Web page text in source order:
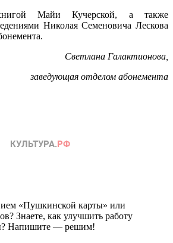
Майи Кучерской, а также
Николая Семеновича Лескова
Светлана Галактионова,
заведующая отделом абонемента
«Пушкинской карты» или
Знаете, как улучшить работу
Напишите — решим!